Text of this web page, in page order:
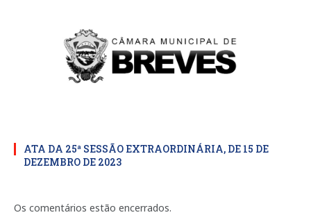
ATA DA 25ª SESSÃO EXTRAORDINÁRIA, DE 15 DE
DEZEMBRO DE 2023
Os comentários estão encerrados.